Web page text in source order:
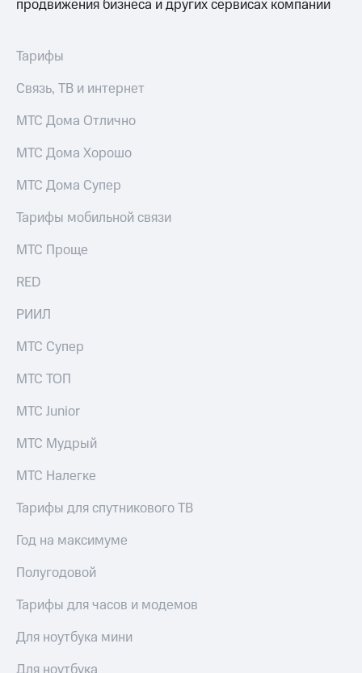
продвижения бизнеса и других сервисах компании
Тарифы
Связь, ТВ и интернет
МТС Дома Отлично
МТС Дома Хорошо
МТС Дома Супер
Тарифы мобильной связи
МТС Проще
RED
РИИЛ
МТС Супер
МТС ТОП
МТС Junior
МТС Мудрый
МТС Налегке
Тарифы для спутникового ТВ
Год на максимуме
Полугодовой
Тарифы для часов и модемов
Для ноутбука мини